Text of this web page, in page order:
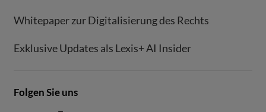
Whitepaper zur Digitalisierung des Rechts
Exklusive Updates als Lexis+ AI Insider
Folgen Sie uns